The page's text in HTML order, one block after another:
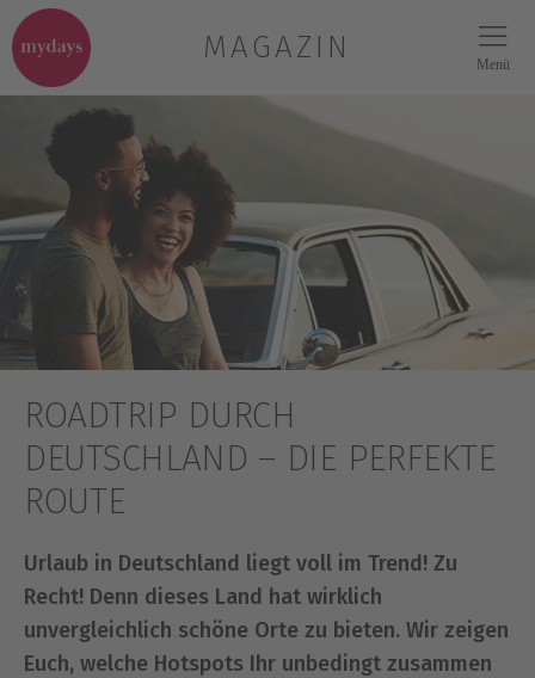
MAGAZIN Menü
ROADTRIP DURCH
DEUTSCHLAND – DIE PERFEKTE
ROUTE
Urlaub in Deutschland liegt voll im Trend! Zu
Recht! Denn dieses Land hat wirklich
unvergleichlich schöne Orte zu bieten. Wir zeigen
Euch, welche Hotspots Ihr unbedingt zusammen